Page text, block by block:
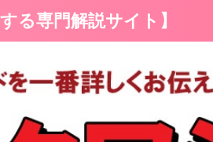
る専門解説サイト】